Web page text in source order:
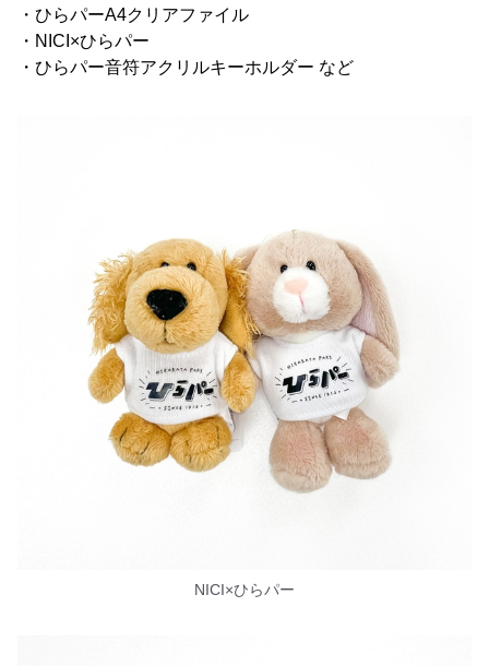
・ひらパーA4クリアファイル
・NICI×ひらパー
・ひらパー音符アクリルキーホルダー など
NICI×ひらパー